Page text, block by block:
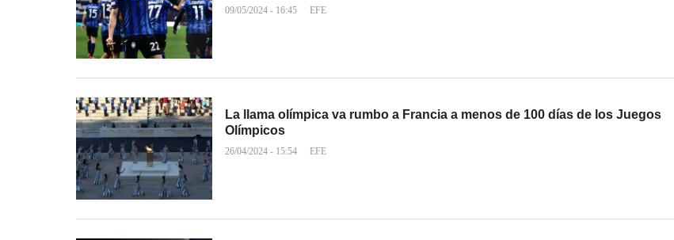
09/05/2024 - 16:45 EFE
La llama olímpica va rumbo a Francia a menos de 100 días de los Juegos
Olímpicos
26/04/2024 - 15:54 EFE